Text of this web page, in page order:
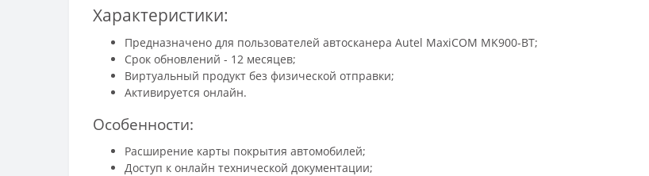
Характеристики:
Предназначено для пользователей автосканера Autel MaxiCOM MK900-BT;
Срок обновлений - 12 месяцев;
Виртуальный продукт без физической отправки;
Активируется онлайн.
Особенности:
Расширение карты покрытия автомобилей;
Доступ к онлайн технической документации;